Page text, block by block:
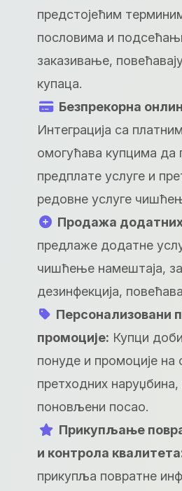
предстојећим
пословима и
заказивање,
купаца.
Безпрекорна
Интеграција са
омогућава купцима да
предплате услуге и
редовне услуге
Продажа
предлаже додатне
чишћење намештаја,
дезинфекција,
Персонализовани
промоције: Купци
понуде и промоције
претходних
поновљени посао.
Прикупљање
и контрола
прикупља повратне